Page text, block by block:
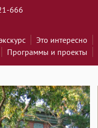
666
Это интересно
Программы и проекты